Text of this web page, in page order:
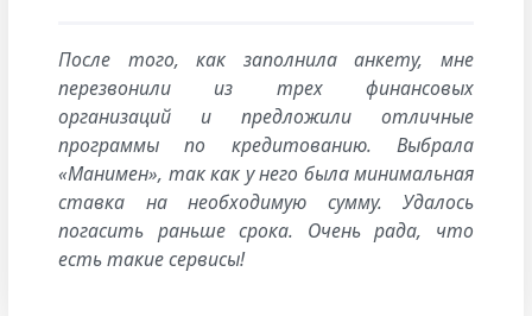
После того, как заполнила анкету, мне
перезвонили из трех финансовых
организаций и предложили отличные
программы по кредитованию. Выбрала
«Манимен», так как у него была минимальная
ставка на необходимую сумму. Удалось
погасить раньше срока. Очень рада, что
есть такие сервисы!